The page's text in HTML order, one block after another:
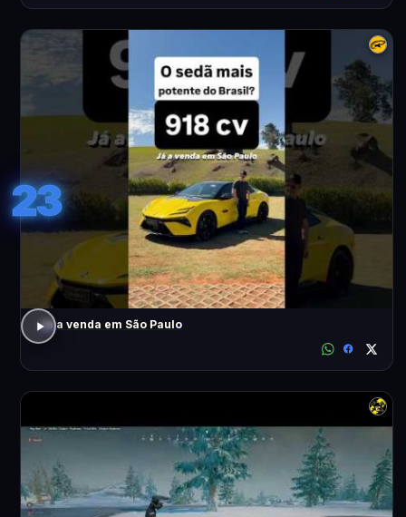
23
Já a venda em São Paulo